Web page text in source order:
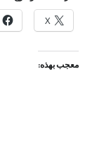
X
معجب بهذه: